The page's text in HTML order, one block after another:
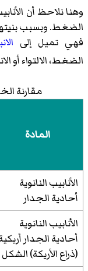
وهنا نلاحظ أن
الضغط. وبسبب
فهي تميل إلى
الضغط، الالتواء أو
مقارنة
المادة
الأنابيب النانوية
أحادية الجدار
الأنابيب النانوية
أحادية الجدار
(ذراع الأريكة) الشكل